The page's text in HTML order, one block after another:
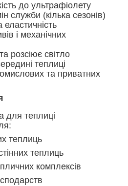
до ультрафіолету
служби (кілька сезонів)
еластичність
і механічних
розсіює світло
теплиці
та приватних
для теплиці
теплиць
теплиць
комплексів